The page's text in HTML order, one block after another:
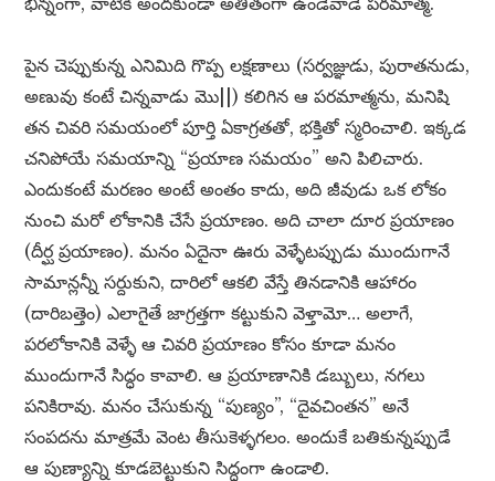
పైన చెప్పుకున్న ఎనిమిది గొప్ప లక్షణాలు (సర్వజ్ఞుడు, పురాతనుడు,
అణువు కంటే చిన్నవాడు మొ||) కలిగిన ఆ పరమాత్మను, మనిషి
తన చివరి సమయంలో పూర్తి ఏకాగ్రతతో, భక్తితో స్మరించాలి. ఇక్కడ
చనిపోయే సమయాన్ని “ప్రయాణ సమయం” అని పిలిచారు.
ఎందుకంటే మరణం అంటే అంతం కాదు, అది జీవుడు ఒక లోకం
నుంచి మరో లోకానికి చేసే ప్రయాణం. అది చాలా దూర ప్రయాణం
(దీర్ఘ ప్రయాణం). మనం ఏదైనా ఊరు వెళ్ళేటప్పుడు ముందుగానే
సామాన్లన్నీ సర్దుకుని, దారిలో ఆకలి వేస్తే తినడానికి ఆహారం
(దారిబత్తెం) ఎలాగైతే జాగ్రత్తగా కట్టుకుని వెళ్తామో… అలాగే,
పరలోకానికి వెళ్ళే ఆ చివరి ప్రయాణం కోసం కూడా మనం
ముందుగానే సిద్ధం కావాలి. ఆ ప్రయాణానికి డబ్బులు, నగలు
పనికిరావు. మనం చేసుకున్న “పుణ్యం”, “దైవచింతన” అనే
సంపదను మాత్రమే వెంట తీసుకెళ్ళగలం. అందుకే బతికున్నప్పుడే
ఆ పుణ్యాన్ని కూడబెట్టుకుని సిద్ధంగా ఉండాలి.